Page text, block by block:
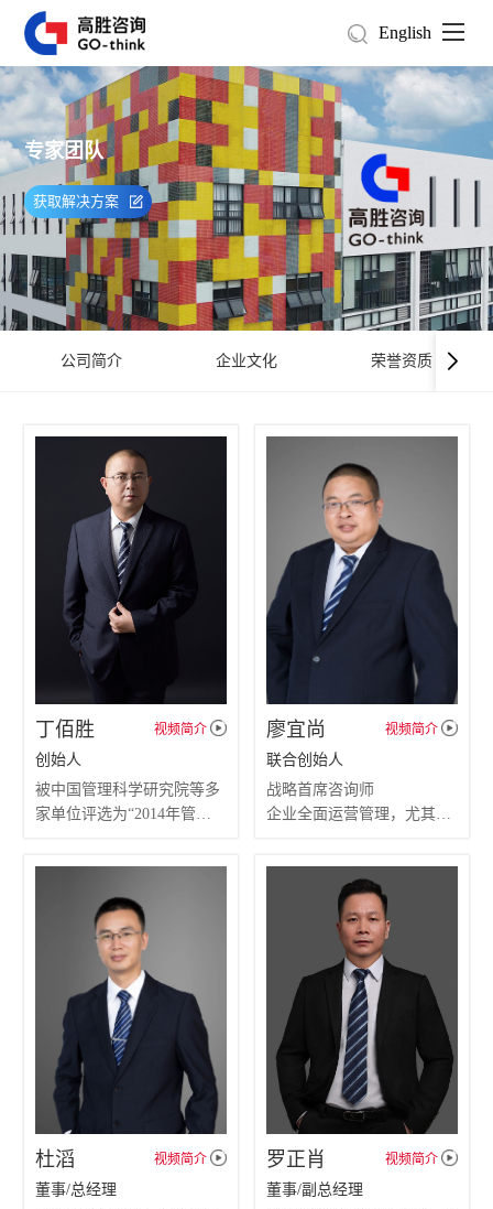
English
专家团队
获取解决方案
公司简介 企业文化 荣誉资质
丁佰胜
创始人
视频简介
被中国管理科学研究院等多
家单位评选为“2014年管理
廖宜尚
联合创始人
视频简介
战略首席咨询师
企业全面运营管理，尤其对
块有非常深入的研究，对项
目全面统筹协调、项目开展
推进有丰富的管理理论和实
战经验，深谙企业管理之
道，曾帮助上百家企业做过
辅导改善，项目成效显著，
备受客户信赖。
杜滔
董事/总经理
视频简介 罗正肖
董事/副总经理
视频简介